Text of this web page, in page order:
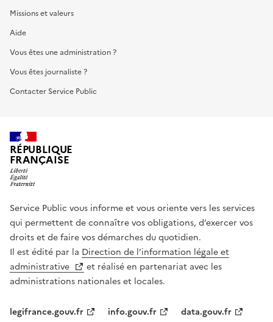
Missions et valeurs
Aide
Vous êtes une administration ?
Vous êtes journaliste ?
Contacter Service Public
RÉPUBLIQUE
FRANÇAISE
Service Public vous informe et vous oriente vers les services
qui permettent de connaître vos obligations, d’exercer vos
droits et de faire vos démarches du quotidien.
Il est édité par la Direction de l’information légale et
administrative
et réalisé en partenariat avec les
administrations nationales et locales.
legifrance.gouv.fr info.gouv.fr data.gouv.fr